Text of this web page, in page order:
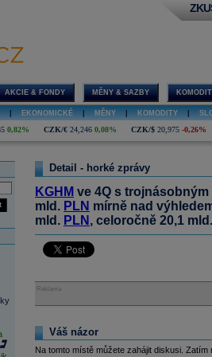
AKCIE & FONDY MĚNY & SAZBY
EKONOMICKÉ MĚNY KOMODITY
0,82% CZK/€ 24,246 0,08% CZK/$ 20,975 -0,26%
Detail - horké zprávy
KGHM ve 4Q s
mld. PLN mírně nad
mld. PLN , celoročně 20,1
Reklama
Váš názor
Na tomto místě můžete zahájit diskusi.